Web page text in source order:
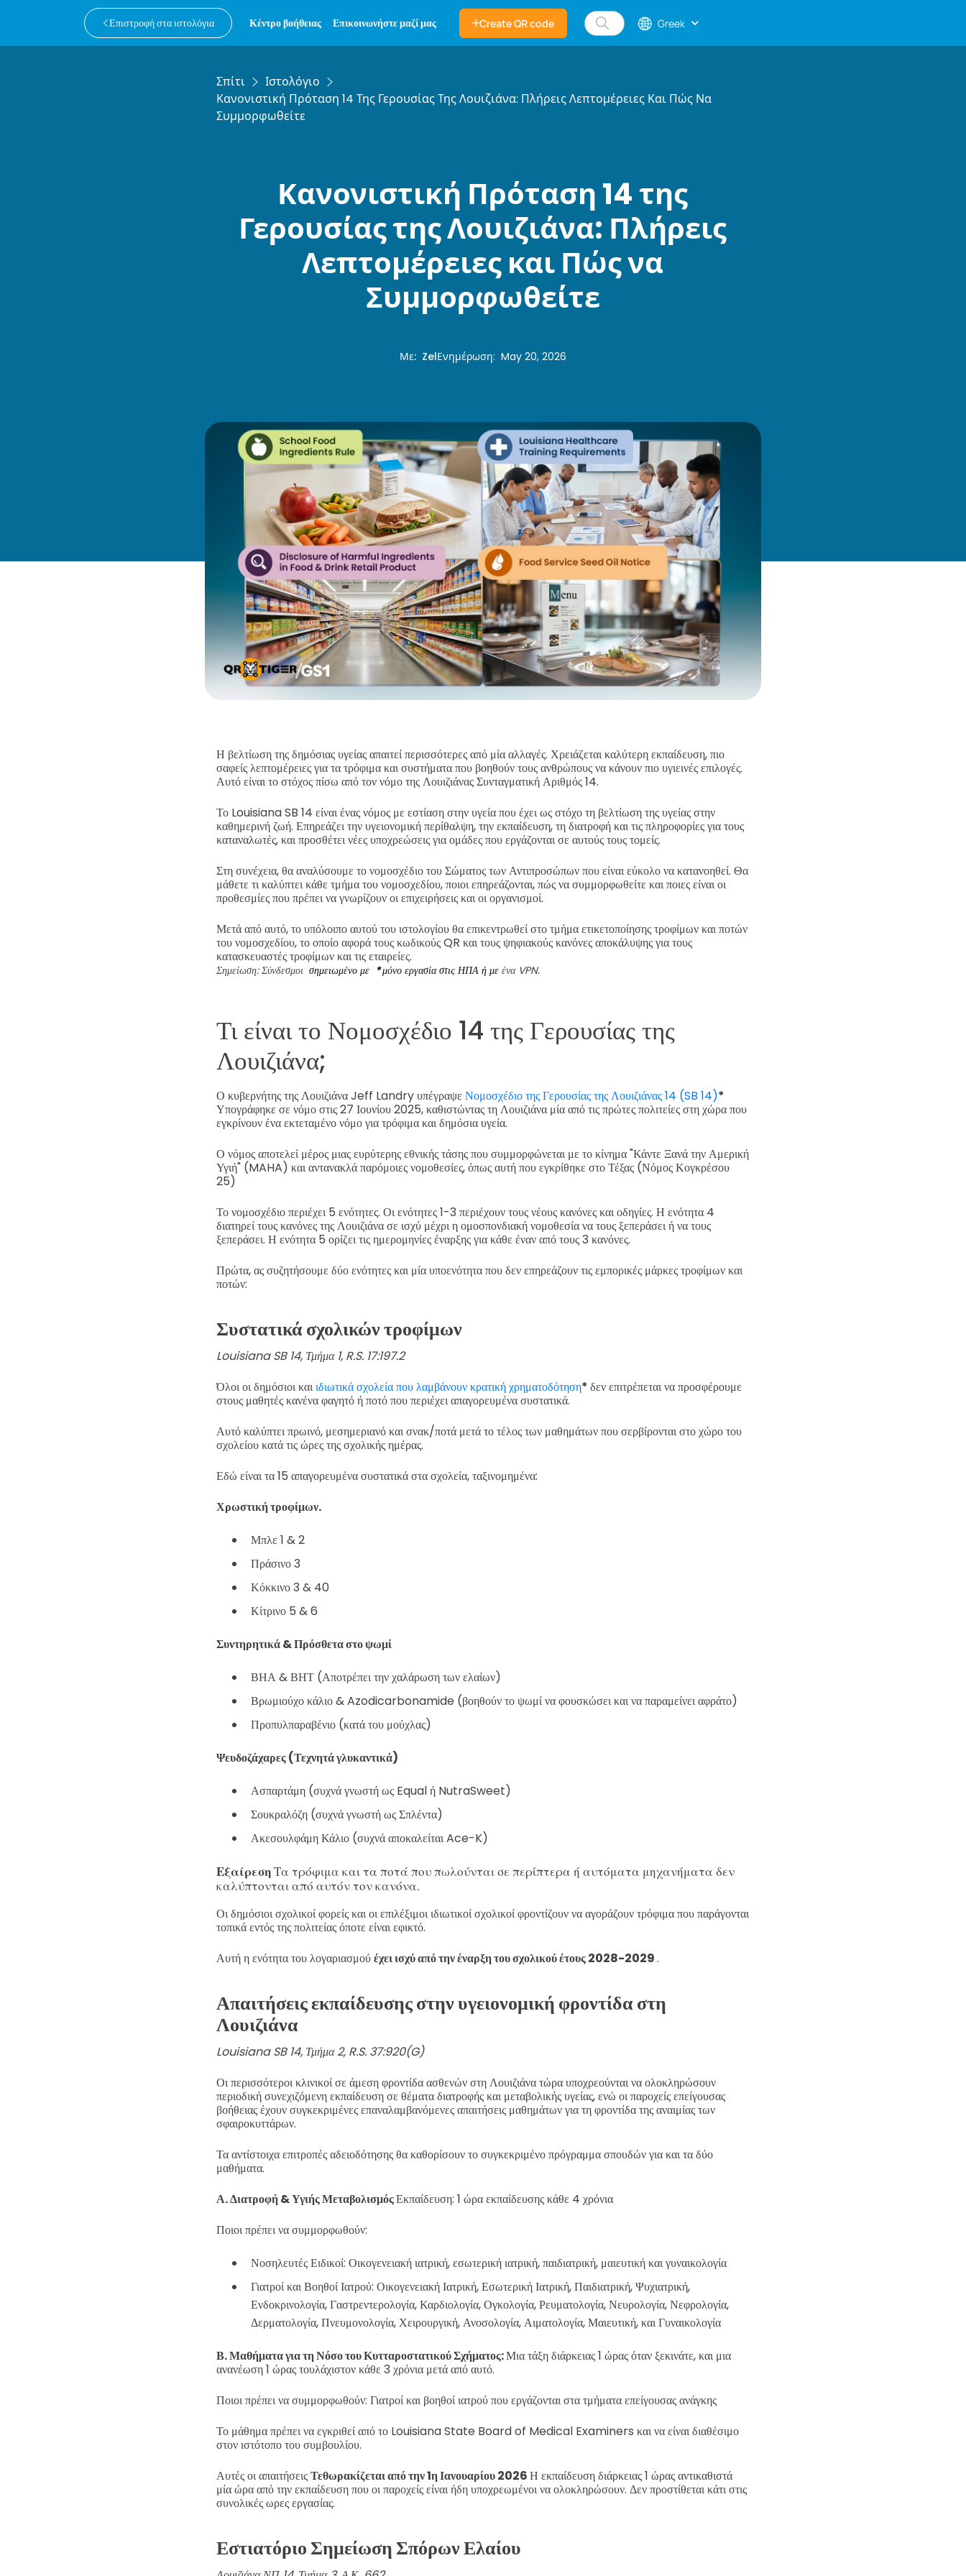
Επιστροφή στα ιστολόγια Κέντρο βοήθειας Επικοινωνήστε μαζί μας Create QR code Greek
Σπίτι
Ιστολόγιο
Κανονιστική Πρόταση 14 Της Γερουσίας Της Λουιζιάνα: Πλήρεις Λεπτομέρειες Και Πώς Να
Συμμορφωθείτε
Κανονιστική Πρόταση 14 της
Γερουσίας της Λουιζιάνα: Πλήρεις
Λεπτομέρειες και Πώς να
Συμμορφωθείτε
Με: ZelΕνημέρωση: May 20, 2026
Η βελτίωση της δημόσιας υγείας απαιτεί περισσότερες από μία αλλαγές. Χρειάζεται καλύτερη εκπαίδευση, πιο
σαφείς λεπτομέρειες για τα τρόφιμα και συστήματα που βοηθούν τους ανθρώπους να κάνουν πιο υγιεινές επιλογές.
Αυτό είναι το στόχος πίσω από τον νόμο της Λουιζιάνας Συνταγματική Αριθμός 14.
Το Louisiana SB 14 είναι ένας νόμος με εστίαση στην υγεία που έχει ως στόχο τη βελτίωση της υγείας στην
καθημερινή ζωή. Επηρεάζει την υγειονομική περίθαλψη, την εκπαίδευση, τη διατροφή και τις πληροφορίες για τους
καταναλωτές, και προσθέτει νέες υποχρεώσεις για ομάδες που εργάζονται σε αυτούς τους τομείς.
Στη συνέχεια, θα αναλύσουμε το νομοσχέδιο του Σώματος των Αντιπροσώπων που είναι εύκολο να κατανοηθεί. Θα
μάθετε τι καλύπτει κάθε τμήμα του νομοσχεδίου, ποιοι επηρεάζονται, πώς να συμμορφωθείτε και ποιες είναι οι
προθεσμίες που πρέπει να γνωρίζουν οι επιχειρήσεις και οι οργανισμοί.
Μετά από αυτό, το υπόλοιπο αυτού του ιστολογίου θα επικεντρωθεί στο τμήμα ετικετοποίησης τροφίμων και ποτών
του νομοσχεδίου, το οποίο αφορά τους κωδικούς QR και τους ψηφιακούς κανόνες αποκάλυψης για τους
κατασκευαστές τροφίμων και τις εταιρείες.
Σημείωση: Σύνδεσμοι σημειωμένο με *μόνο εργασία στις ΗΠΑ ή με ένα VPN.
Τι είναι το Νομοσχέδιο 14 της Γερουσίας της
Λουιζιάνα;
Ο κυβερνήτης της Λουιζιάνα Jeff Landry υπέγραψε Νομοσχέδιο της Γερουσίας της Λουιζιάνας 14 (SB 14)*
Υπογράφηκε σε νόμο στις 27 Ιουνίου 2025, καθιστώντας τη Λουιζιάνα μία από τις πρώτες πολιτείες στη χώρα που
εγκρίνουν ένα εκτεταμένο νόμο για τρόφιμα και δημόσια υγεία.
Ο νόμος αποτελεί μέρος μιας ευρύτερης εθνικής τάσης που συμμορφώνεται με το κίνημα "Κάντε Ξανά την Αμερική
Υγιή" (MAHA) και αντανακλά παρόμοιες νομοθεσίες, όπως αυτή που εγκρίθηκε στο Τέξας (Νόμος Κογκρέσου
25)
Το νομοσχέδιο περιέχει 5 ενότητες. Οι ενότητες 1-3 περιέχουν τους νέους κανόνες και οδηγίες. Η ενότητα 4
διατηρεί τους κανόνες της Λουιζιάνα σε ισχύ μέχρι η ομοσπονδιακή νομοθεσία να τους ξεπεράσει ή να τους
ξεπεράσει. Η ενότητα 5 ορίζει τις ημερομηνίες έναρξης για κάθε έναν από τους 3 κανόνες.
Πρώτα, ας συζητήσουμε δύο ενότητες και μία υποενότητα που δεν επηρεάζουν τις εμπορικές μάρκες τροφίμων και
ποτών:
Συστατικά σχολικών τροφίμων
Louisiana SB 14, Τμήμα 1, R.S. 17:197.2
Όλοι οι δημόσιοι καιιδιωτικά σχολεία που λαμβάνουν κρατική χρηματοδότηση*δεν επιτρέπεται να προσφέρουμε
στους μαθητές κανένα φαγητό ή ποτό που περιέχει απαγορευμένα συστατικά.
Αυτό καλύπτει πρωινό, μεσημεριανό και σνακ/ποτά μετά το τέλος των μαθημάτων που σερβίρονται στο χώρο του
σχολείου κατά τις ώρες της σχολικής ημέρας.
Εδώ είναι τα 15 απαγορευμένα συστατικά στα σχολεία, ταξινομημένα:
Χρωστική τροφίμων.
Μπλε 1 & 2
Πράσινο 3
Κόκκινο 3 & 40
Κίτρινο 5 & 6
Συντηρητικά & Πρόσθετα στο ψωμί
ΒΗΑ & ΒΗΤ (Αποτρέπει την χαλάρωση των ελαίων)
Βρωμιούχο κάλιο & Azodicarbonamide (βοηθούν το ψωμί να φουσκώσει και να παραμείνει αφράτο)
Προπυλπαραβένιο (κατά του μούχλας)
Ψευδοζάχαρες (Τεχνητά γλυκαντικά)
Ασπαρτάμη (συχνά γνωστή ως Equal ή NutraSweet)
Σουκραλόζη (συχνά γνωστή ως Σπλέντα)
Ακεσουλφάμη Κάλιο (συχνά αποκαλείται Ace-K)
ΕξαίρεσηΤα τρόφιμα και τα ποτά που πωλούνται σε περίπτερα ή αυτόματα μηχανήματα δεν
καλύπτονται από αυτόν τον κανόνα.
Οι δημόσιοι σχολικοί φορείς και οι επιλέξιμοι ιδιωτικοί σχολικοί φροντίζουν να αγοράζουν τρόφιμα που παράγονται
τοπικά εντός της πολιτείας όποτε είναι εφικτό.
Αυτή η ενότητα του λογαριασμούέχει ισχύ από την έναρξη του σχολικού έτους 2028-2029.
Απαιτήσεις εκπαίδευσης στην υγειονομική φροντίδα στη
Λουιζιάνα
Louisiana SB 14, Τμήμα 2, R.S. 37:920(G)
Οι περισσότεροι κλινικοί σε άμεση φροντίδα ασθενών στη Λουιζιάνα τώρα υποχρεούνται να ολοκληρώσουν
περιοδική συνεχιζόμενη εκπαίδευση σε θέματα διατροφής και μεταβολικής υγείας, ενώ οι παροχείς επείγουσας
βοήθειας έχουν συγκεκριμένες επαναλαμβανόμενες απαιτήσεις μαθημάτων για τη φροντίδα της αναιμίας των
σφαιροκυττάρων.
Τα αντίστοιχα επιτροπές αδειοδότησης θα καθορίσουν το συγκεκριμένο πρόγραμμα σπουδών για και τα δύο
μαθήματα.
Α. Διατροφή & Υγιής ΜεταβολισμόςΕκπαίδευση: 1 ώρα εκπαίδευσης κάθε 4 χρόνια
Ποιοι πρέπει να συμμορφωθούν:
Νοσηλευτές Ειδικοί: Οικογενειακή ιατρική, εσωτερική ιατρική, παιδιατρική, μαιευτική και γυναικολογία
Γιατροί και Βοηθοί Ιατρού: Οικογενειακή Ιατρική, Εσωτερική Ιατρική, Παιδιατρική, Ψυχιατρική,
Ενδοκρινολογία, Γαστρεντερολογία, Καρδιολογία, Ογκολογία, Ρευματολογία, Νευρολογία, Νεφρολογία,
Δερματολογία, Πνευμονολογία, Χειρουργική, Ανοσολογία, Αιματολογία, Μαιευτική, και Γυναικολογία
Β. Μαθήματα για τη Νόσο του Κυτταροστατικού Σχήματος:Μια τάξη διάρκειας 1 ώρας όταν ξεκινάτε, και μια
ανανέωση 1 ώρας τουλάχιστον κάθε 3 χρόνια μετά από αυτό.
Ποιοι πρέπει να συμμορφωθούν: Γιατροί και βοηθοί ιατρού που εργάζονται στα τμήματα επείγουσας ανάγκης
Το μάθημα πρέπει να εγκριθεί από το Louisiana State Board of Medical Examiners και να είναι διαθέσιμο
στον ιστότοπο του συμβουλίου.
Αυτές οι απαιτήσειςΤεθωρακίζεται από την 1η Ιανουαρίου 2026Η εκπαίδευση διάρκειας 1 ώρας αντικαθιστά
μία ώρα από την εκπαίδευση που οι παροχείς είναι ήδη υποχρεωμένοι να ολοκληρώσουν. Δεν προστίθεται κάτι στις
συνολικές ωρες εργασίας.
Εστιατόριο Σημείωση Σπόρων Ελαίου